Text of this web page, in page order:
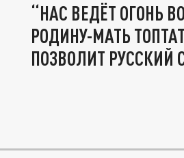
“НАС ВЕДЁТ ОГОНЬ
РОДИНУ-МАТЬ
ПОЗВОЛИТ РУССКИЙ